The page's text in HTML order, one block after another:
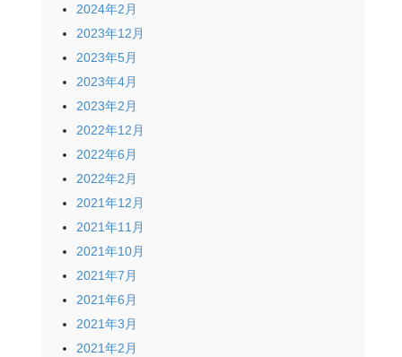
2024年2月
2023年12月
2023年5月
2023年4月
2023年2月
2022年12月
2022年6月
2022年2月
2021年12月
2021年11月
2021年10月
2021年7月
2021年6月
2021年3月
2021年2月